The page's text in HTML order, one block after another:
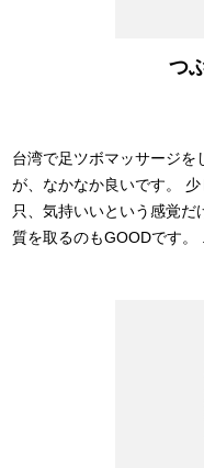
つ
台湾で足ツボマッサージを
が、なかなか良いです。
只、気持いいという感覚だ
質を取るのもGOODです。